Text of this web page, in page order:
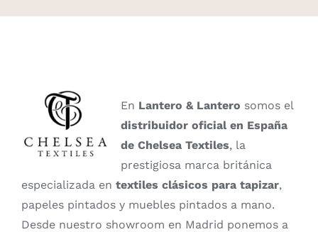
En Lantero & Lantero somos el
distribuidor oficial en España
de Chelsea Textiles, la
prestigiosa marca británica
especializada en textiles clásicos para tapizar,
papeles pintados y muebles pintados a mano.
Desde nuestro showroom en Madrid ponemos a